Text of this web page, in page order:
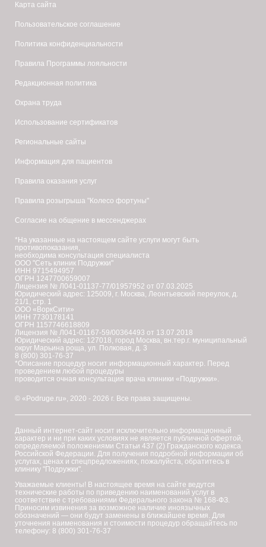
Карта сайта
Пользовательское соглашение
Политика конфиденциальности
Правила Программы лояльности
Редакционная политика
Охрана труда
Использование сертификатов
Региональные сайты
Информация для пациентов
Правила оказания услуг
Правила розыгрыша "Колесо фортуны"
Согласие на общение в мессенджерах
*На указанные на настоящем сайте услуги могут быть
противопоказания,
необходима консультация специалиста
ООО "Сеть клиник Подружки"
ИНН 9715494957
ОГРН 1247700659007
Лицензия № Л041-01137-77/01957952 от 07.03.2025
Юридический адрес: 125009, г. Москва, Леонтьевский переулок, д.
21/1, стр. 1
ООО «ВоркСити»
ИНН 7730178141
ОГРН 1157746618809
Лицензия № Л041-01167-59/00364493 от 13.07.2018
Юридический адрес: 127018, город Москва, вн.тер.г. муниципальный
округ Марьина роща, ул. Полковая, д. 3
8 (800) 301-76-37
*Описание процедур носит информационный характер. Перед
проведением любой процедуры
проводится очная консультация врача клиники «Подружки».
© «Podruge.ru», 2020 - 2026 г. Все права защищены.
Данный интернет-сайт носит исключительно информационный
характер и ни при каких условиях не является публичной офертой,
определяемой положениями Статьи 437 (2) Гражданского кодекса
Российской Федерации. Для получения подробной информации об
услугах, ценах и спецпредложениях, пожалуйста, обратитесь в
клинику "Подружки".
Уважаемые клиенты! В настоящее время на сайте ведутся
технические работы по приведению наименований услуг в
соответствие с требованиями Федерального закона № 168-ФЗ.
Приносим извинения за возможное наличие иноязычных
обозначений — они будут заменены в ближайшее время. Для
уточнения наименования и стоимости процедур обращайтесь по
телефону: 8 (800) 301-76-37